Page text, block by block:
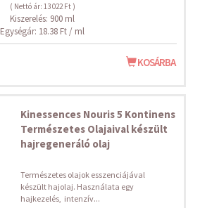
( Nettó ár: 13 022 Ft )
Kiszerelés: 900 ml
Egységár: 18.38 Ft / ml
KOSÁRBA
Kinessences Nouris 5 Kontinens
Természetes Olajaival készült
hajregeneráló olaj
Természetes olajok esszenciájával
készült hajolaj. Használata egy
hajkezelés, intenzív...